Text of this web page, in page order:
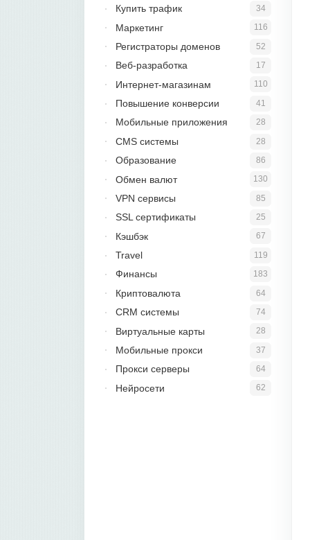
34
Купить трафик
116
Маркетинг
52
Регистраторы доменов
17
Веб-разработка
110
Интернет-магазинам
41
Повышение конверсии
28
Мобильные приложения
28
CMS системы
86
Образование
130
Обмен валют
85
VPN сервисы
25
SSL сертификаты
67
Кэшбэк
119
Travel
183
Финансы
64
Криптовалюта
74
CRM системы
28
Виртуальные карты
37
Мобильные прокси
64
Прокси серверы
62
Нейросети